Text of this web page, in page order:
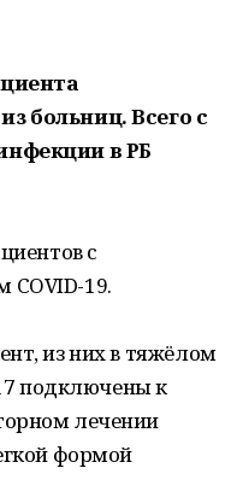
больниц. Всего с
в РБ
с
19.
из них в тяжёлом
подключены к
лечении
формой